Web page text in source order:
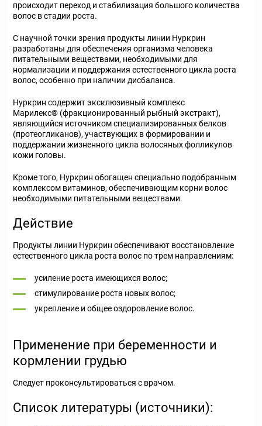
происходит переход и стабилизация большого количества
волос в стадии роста.
С научной точки зрения продукты линии Нуркрин
разработаны для обеспечения организма человека
питательными веществами, необходимыми для
нормализации и поддержания естественного цикла роста
волос, особенно при наличии дисбаланса.
Нуркрин содержит эксклюзивный комплекс
Марилекс® (фракционированный рыбный экстракт),
являющийся источником специализированных белков
(протеогликанов), участвующих в формировании и
поддержании жизненного цикла волосяных фолликулов
кожи головы.
Кроме того, Нуркрин обогащен специально подобранным
комплексом витаминов, обеспечивающим корни волос
необходимыми питательными веществами.
Действие
Продукты линии Нуркрин обеспечивают восстановление
естественного цикла роста волос по трем направлениям:
усиление роста имеющихся волос;
стимулирование роста новых волос;
укрепление и общее оздоровление волос.
Применение при беременности и
кормлении грудью
Следует проконсультироваться с врачом.
Список литературы (источники):